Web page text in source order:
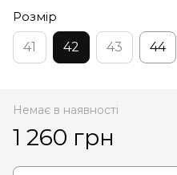
Розмір
41
42 43 44
Немає в наявності
1 260 грн